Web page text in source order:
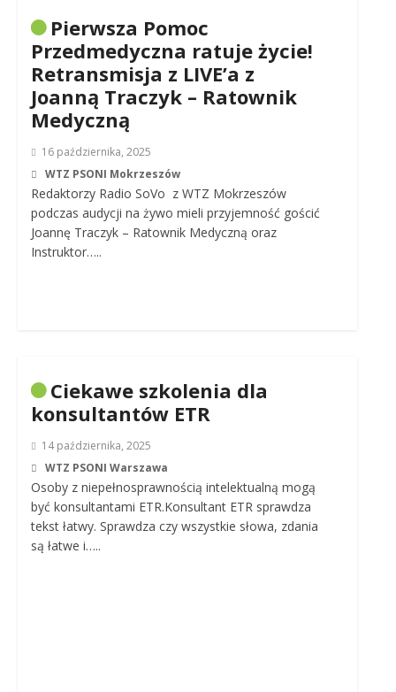
Pierwsza Pomoc
Przedmedyczna ratuje życie!
Retransmisja z LIVE’a z
Joanną Traczyk – Ratownik
Medyczną
16 października, 2025
WTZ PSONI Mokrzeszów
Redaktorzy Radio SoVo z WTZ Mokrzeszów
podczas audycji na żywo mieli przyjemność gościć
Joannę Traczyk – Ratownik Medyczną oraz
Instruktor…..
Ciekawe szkolenia dla
konsultantów ETR
14 października, 2025
WTZ PSONI Warszawa
Osoby z niepełnosprawnością intelektualną mogą
być konsultantami ETR.Konsultant ETR sprawdza
tekst łatwy. Sprawdza czy wszystkie słowa, zdania
są łatwe i…..